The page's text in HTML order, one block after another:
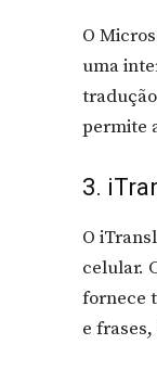
O
uma
permite
3.
O
celular.
fornece
e